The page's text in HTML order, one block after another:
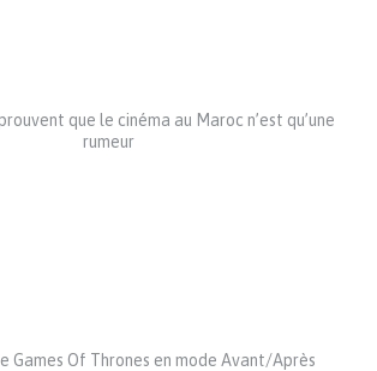
que le cinéma au Maroc n’est qu’une
rumeur
Games Of Thrones en mode Avant/Après